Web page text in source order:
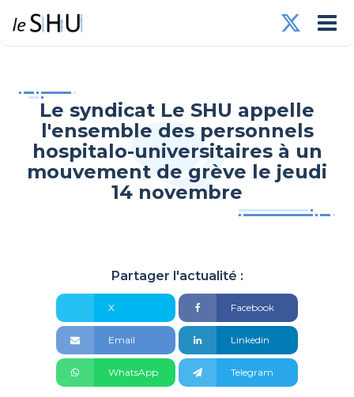
Le syndicat Le SHU appelle
l'ensemble des personnels
hospitalo-universitaires à un
mouvement de grève le jeudi
14 novembre
Partager l'actualité :
X Facebook
Email Linkedin
WhatsApp Telegram